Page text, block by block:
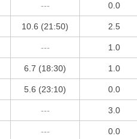
--- 0.0
10.6 (21:50) 2.5
--- 1.0
6.7 (18:30) 1.0
5.6 (23:10) 0.0
--- 3.0
--- 0.0